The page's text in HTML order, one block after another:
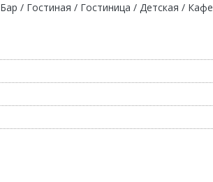
Бар / Гостиная / Гостиница / Детская /